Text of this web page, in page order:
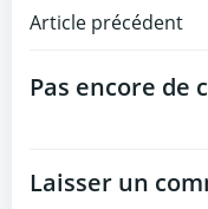
Post
Article précédent
Pas encore de
Laisser un